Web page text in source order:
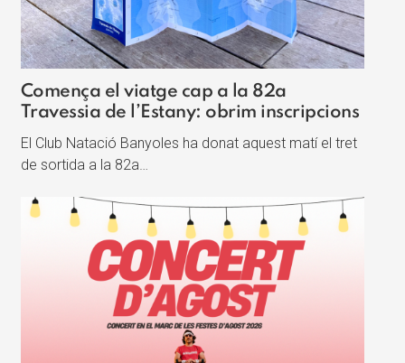
Comença el viatge cap a la 82a
Travessia de l’Estany: obrim inscripcions
El Club Natació Banyoles ha donat aquest matí el tret
de sortida a la 82a…